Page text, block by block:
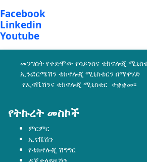
Facebook
Linkedin
Youtube
መንግስት የቀድሞው የሳይንስና ቴክኖሎጂ
ኢንፎርሜሽን ቴክኖሎጂ ሚኒስቴርን በማዋሃድ
የኢኖቬሽንና ቴክኖሎጂ ሚኒስቴር ተቋቋመ፡፡
የትኩረት መስኮች
ምርምር
ኢኖቬሽን
የቴክኖሎጂ ሽግግር